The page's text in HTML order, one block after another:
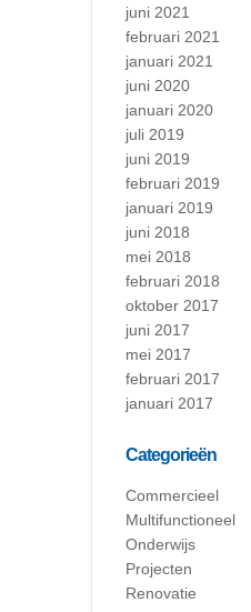
juni 2021
februari 2021
januari 2021
juni 2020
januari 2020
juli 2019
juni 2019
februari 2019
januari 2019
juni 2018
mei 2018
februari 2018
oktober 2017
juni 2017
mei 2017
februari 2017
januari 2017
Categorieën
Commercieel
Multifunctioneel
Onderwijs
Projecten
Renovatie